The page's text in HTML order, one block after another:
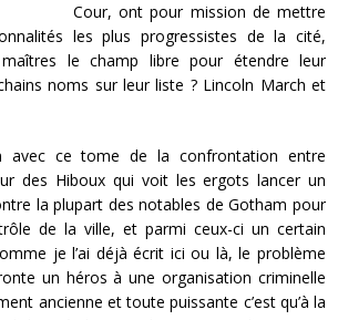
Cour, ont pour mission de mettre
les plus progressistes de la cité,
le champ libre pour étendre leur
noms sur leur liste ? Lincoln March et
avec ce tome de la confrontation entre
des Hiboux qui voit les ergots lancer un
la plupart des notables de Gotham pour
de la ville, et parmi ceux-ci un certain
je l’ai déjà écrit ici ou là, le problème
un héros à une organisation criminelle
ancienne et toute puissante c’est qu’à la